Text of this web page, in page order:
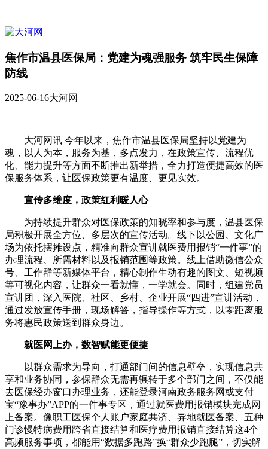
焦作市温县医保局：党建为魂强服务 筑牢民生保障
防线
2025-06-16大河网
大河网讯 今年以来，焦作市温县医保局坚持以党建为
魂，以人为本，服务为基，多点发力，在政策宣传、流程优
化、能力提升等方面不断推出新举措，全力打造便捷高效的医
保服务体系，让医保政策更有温度、更见实效。
宣传多维度，政策红利暖人心
为持续提升群众对医保政策的知晓率和参与度，温县医保
局积极开展全方位、多层次的宣传活动。线下以公园、文化广
场为依托摆摊设点，精准向群众宣讲就医费用报销“一件事”的
办理流程、所需材料以及报销范围等政策。线上借助微信公众
号、工作群等新媒体平台，精心制作生动有趣的图文、短视频
等可视化内容，让群众一看就懂，一学就会。同时，组建党员
宣讲团，深入医院、社区、乡村、企业开展“四进”宣讲活动，
通过发放宣传手册，现场解答，指导操作等方式，以零距离服
务将惠民政策送到群众身边。
就医网上办，数智赋能更便捷
以群众需求为导向，打通部门间的信息壁垒，实现信息共
享和业务协同，参保群众无需再辗转于多个部门之间，不仅能
去医保经办窗口办理业务，还能登录河南政务服务网或支付
宝“豫事办”APP的一件事专区，通过就医费用报销模块完成网
上备案。像职工医保个人账户家庭共济、异地就医备案、五种
门诊慢特病费用跨省直接结算和医疗费用报销直接结算这4个
高频服务事项，都能用“数据多跑路”换“群众少跑腿”，切实解